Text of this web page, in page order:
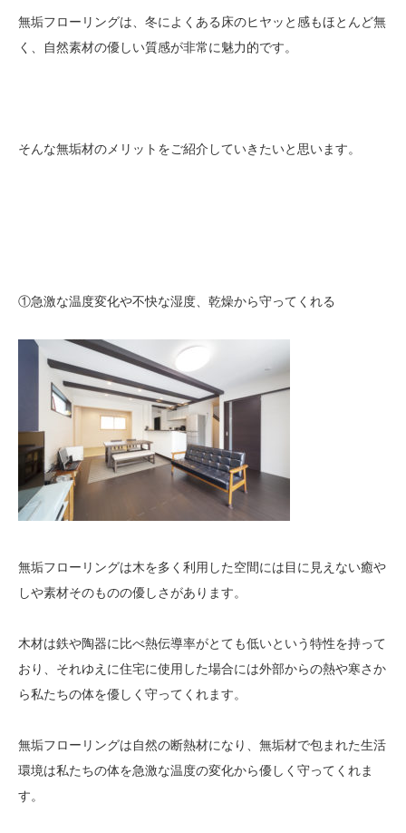
無垢フローリングは、冬によくある床のヒヤッと感もほとんど無
く、自然素材の優しい質感が非常に魅力的です。
そんな無垢材のメリットをご紹介していきたいと思います。
①急激な温度変化や不快な湿度、乾燥から守ってくれる
無垢フローリングは木を多く利用した空間には目に見えない癒や
しや素材そのものの優しさがあります。
木材は鉄や陶器に比べ熱伝導率がとても低いという特性を持って
おり、それゆえに住宅に使用した場合には外部からの熱や寒さか
ら私たちの体を優しく守ってくれます。
無垢フローリングは自然の断熱材になり、無垢材で包まれた生活
環境は私たちの体を急激な温度の変化から優しく守ってくれま
す。